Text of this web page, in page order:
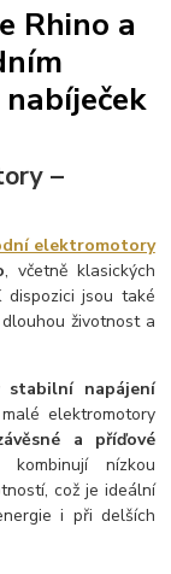
Rhino a
–
elektromotory
, včetně klasických
dispozici jsou také
životnost a
stabilní napájení
elektromotory
a příďové
nízkou
což je ideální
i při delších